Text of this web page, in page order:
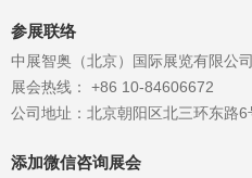
参展联络
中展智奥（北京）国际展览有限公司
展会热线： +86 10-84606672
公司地址：北京朝阳区北三环东路
添加微信咨询展会